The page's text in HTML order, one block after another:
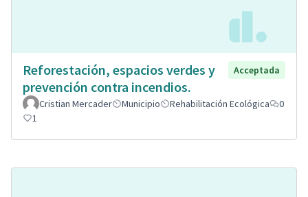
Reforestación, espacios verdes y
prevención contra incendios.
Acceptada
Cristian Mercader Municipio Rehabilitación Ecológica
0
1